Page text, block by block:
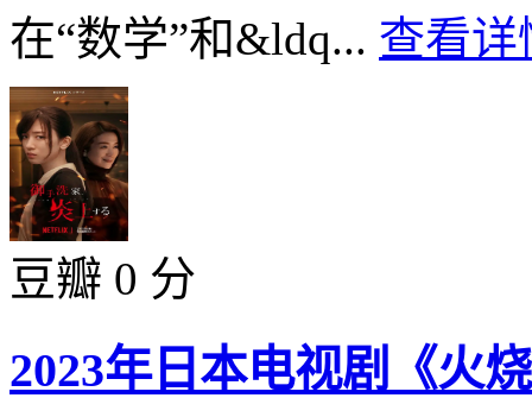
在“数学”和&ldq... 查看详
豆瓣 0 分
2023年日本电视剧《火